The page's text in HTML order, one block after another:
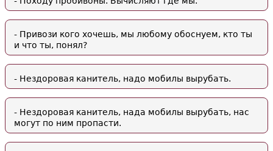
- Привози кого хочешь, мы любому обоснуем, кто ты
и что ты, понял?
- Нездоровая канитель, надо мобилы вырубать.
- Нездоровая канитель, нада мобилы вырубать, нас
могут по ним пропасти.